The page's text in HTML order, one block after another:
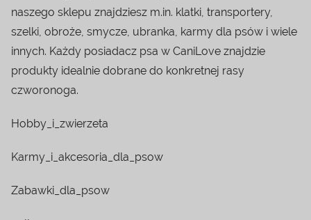
naszego sklepu znajdziesz m.in. klatki, transportery,
szelki, obroże, smycze, ubranka, karmy dla psów i wiele
innych. Każdy posiadacz psa w CaniLove znajdzie
produkty idealnie dobrane do konkretnej rasy
czworonoga.
Hobby_i_zwierzeta
Karmy_i_akcesoria_dla_psow
Zabawki_dla_psow